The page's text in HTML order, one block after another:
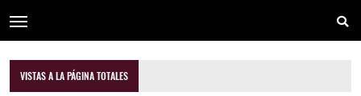
VISTAS A LA PÁGINA TOTALES